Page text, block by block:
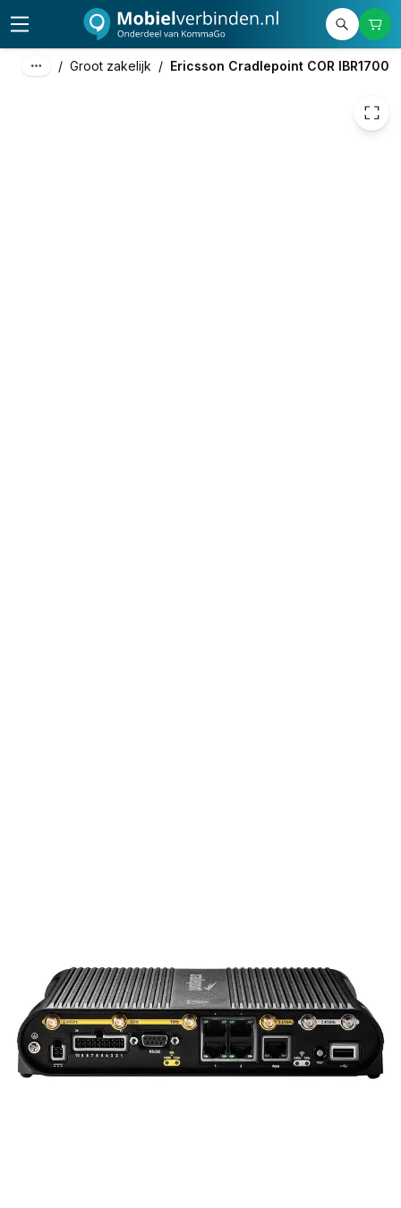
/ Groot zakelijk / Ericsson Cradlepoint COR IBR1700